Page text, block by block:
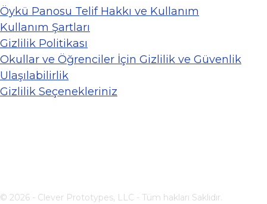
Öykü Panosu Telif Hakkı ve Kullanım
Kullanım Şartları
Gizlilik Politikası
Okullar ve Öğrenciler İçin Gizlilik ve Güvenlik
Ulaşılabilirlik
Gizlilik Seçenekleriniz
© 2026 - Clever Prototypes, LLC - Tüm hakları Saklıdır.